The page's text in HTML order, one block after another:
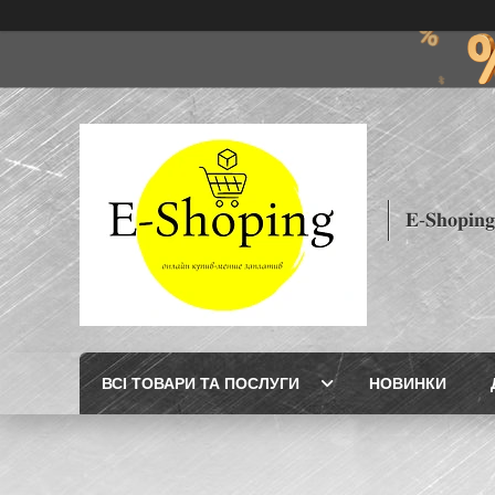
𝐄-𝐒𝐡𝐨𝐩𝐢𝐧𝐠
ВСІ ТОВАРИ ТА ПОСЛУГИ НОВИНКИ